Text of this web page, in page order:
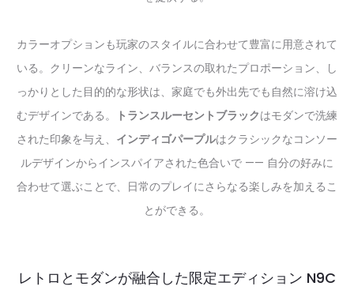
カラーオプションも玩家のスタイルに合わせて豊富に用意されて
いる。クリーンなライン、バランスの取れたプロポーション、し
っかりとした目的的な形状は、家庭でも外出先でも自然に溶け込
むデザインである。
トランスルーセントブラックはモダンで洗練
された印象を与え、 インディゴパープルはクラシックなコンソー
ルデザインからインスパイアされた色合いで —— 自分の好みに
合わせて選ぶことで、日常のプレイにさらなる楽しみを加えるこ
とができる。
レトロとモダンが融合した限定エディション N9C